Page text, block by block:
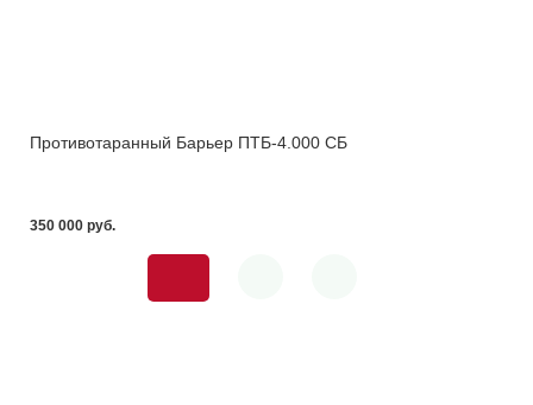
Противотаранный Барьер ПТБ-4.000 СБ
350 000 pуб.